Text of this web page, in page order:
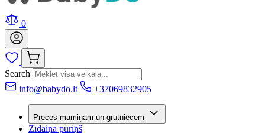
0
Search
info@babydo.lt
+37069832905
Preces māmiņām un grūtniecēm
Zīdaiņa pūriņš